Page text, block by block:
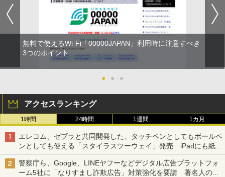
無料で使えるWi-Fi「00000JAPAN」利用時に注意すべき
3つのポイント
● ● ●
アクセスランキング
1時間 24時間 1週間 1カ月
エレコム、ゼブラと共同開発した、タッチペンとしてもボールペ
ンとしても使える「スタイラスツーウェイ」発売 iPadにも紙に
も、持ち替えずに書き込める
警察庁ら、Google、LINEヤフーなどデジタル広告プラットフォ
ーム5社に「なりすまし詐欺広告」対策強化を要請 著名人の写